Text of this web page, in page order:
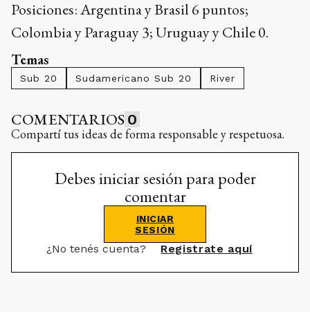
Posiciones: Argentina y Brasil 6 puntos;
Colombia y Paraguay 3; Uruguay y Chile 0.
Temas
Sub 20 Sudamericano Sub 20 River
COMENTARIOS 0
Compartí tus ideas de forma responsable y respetuosa.
Debes iniciar sesión para poder
comentar
INICIAR
SESIÓN
¿No tenés cuenta? Registrate aquí